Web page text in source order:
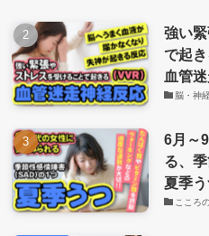
強い
で起
血管
脳・神
6月～
る、
夏季
こころ